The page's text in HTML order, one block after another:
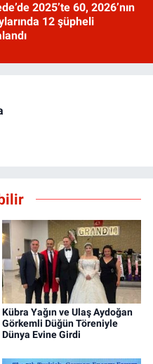
2025’te 60, 2026’nın
12 şüpheli
Kübra Yağın ve Ulaş Aydoğan
Görkemli Düğün Töreniyle
Dünya Evine Girdi